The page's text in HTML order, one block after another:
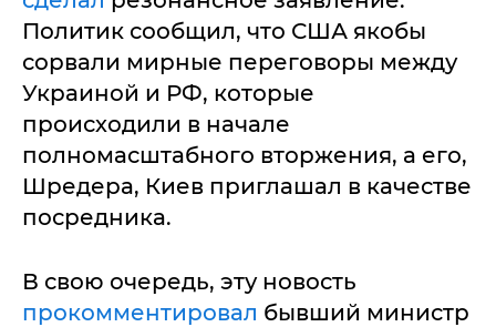
Политик сообщил, что США якобы
сорвали мирные переговоры между
Украиной и РФ, которые
происходили в начале
полномасштабного вторжения, а его,
Шредера, Киев приглашал в качестве
посредника.
В свою очередь, эту новость
прокомментировал бывший министр